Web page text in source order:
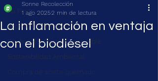
All Posts
Economía Circular
Biodiésel y Energía Renovable
La inflamación en ventaja
con el biodiésel
Sonne Recolección
1 ago 20252 min de lectura